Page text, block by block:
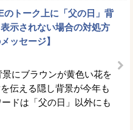
のトーク上に「父の日」背
示されない場合の対処方
ッセージ】
にブラウンが黄色い花を
伝える隠し背景が今年も
ドは「父の日」以外にも